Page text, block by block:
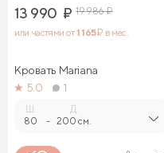
13 990 ₽ 19 986₽
или частями от1 165₽ в мес.
Кровать Mariana
5.0
1
80 -
Д.
200 см.